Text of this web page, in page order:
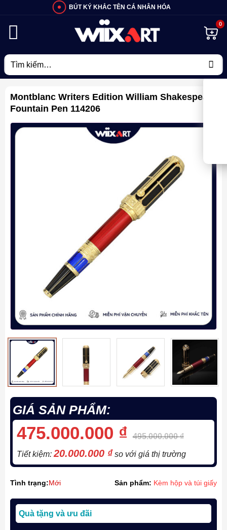
BÚT KÝ KHẮC TÊN CÁ NHÂN HÓA
Tìm
kiếm:
Montblanc Writers Edition William Shakespeare
Fountain Pen 114206
GIÁ SẢN PHẨM:
475.000.000 ₫ 495.000.000₫
Tiết kiệm: 20.000.000 ₫so với giá thị trường
Tình trạng:Mới Sản phẩm: Kèm hộp và túi giấy
Quà tặng và ưu đãi